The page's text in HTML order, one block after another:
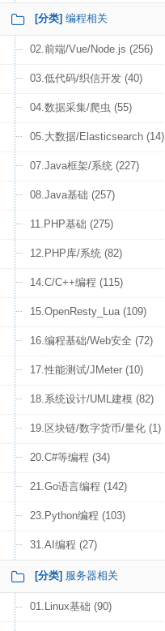
[分类] 编程相关
02.前端/Vue/Node.js (256)
03.低代码/织信开发 (40)
04.数据采集/爬虫 (55)
05.大数据/Elasticsearch (14)
07.Java框架/系统 (227)
08.Java基础 (257)
11.PHP基础 (275)
12.PHP库/系统 (82)
14.C/C++编程 (115)
15.OpenResty_Lua (109)
16.编程基础/Web安全 (72)
17.性能测试/JMeter (10)
18.系统设计/UML建模 (82)
19.区块链/数字货币/量化 (1)
20.C#等编程 (34)
21.Go语言编程 (142)
23.Python编程 (103)
31.AI编程 (27)
[分类] 服务器相关
01.Linux基础 (90)